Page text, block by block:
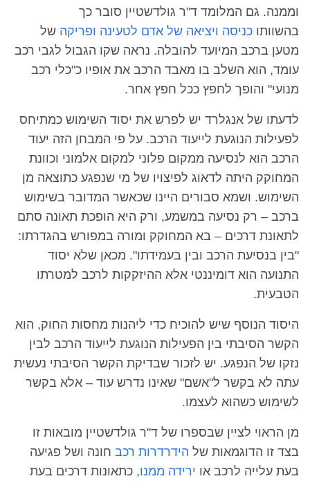
וממנה. גם המלומד ד"ר גולדשטיין סובר כך
בהשוותו כניסה ויציאה של אדם לטעינה ופריקה של
מטען ברכב המיועד להובלה. נראה שקו הגבול לגבי רכב
עומד, הוא השלב בו מאבד הרכב את אופיו כ"כלי רכב
מנועי" והופך לחפץ ככל חפץ אחר.
לדעתו של אנגלרד יש לפרש את יסוד השימוש כמתיחס
לפעילות הנוגעת לייעוד הרכב. על פי המבחן הזה יעוד
הרכב הוא לנסיעה ממקום פלוני למקום אלמוני וכוונת
המחוקק היתה לדאוג לפיצויו של מי שנפגע כתוצאה מן
השימוש. ושמא סבורים היינו שכאשר המדובר בשימוש
ברכב – רק נסיעה במשמע, ורק היא הופכת תאונה סתם
לתאונת דרכים – בא המחוקק ומורה במפורש בהגדרתו:
"בין בנסיעת הרכב ובין בעמידתו". מכאן שלא יסוד
התנועה הוא דומיננטי אלא ההיזקקות לרכב למטרתו
הטבעית.
היסוד הנוסף שיש להוכיח כדי ליהנות מחסות החוק, הוא
הקשר הסיבתי בין הפעילות הנוגעת לייעוד הרכב לבין
נזקו של הנפגע. יש לזכור שבדיקת הקשר הסיבתי נעשית
עתה לא בקשר ל"אשם" שאינו נדרש עוד – אלא בקשר
לשימוש כשהוא לעצמו.
מן הראוי לציין שבספרו של ד"ר גולדשטיין מובאות זו
בצד זו הדוגמאות של הידרדרות רכב חונה ושל פגיעה
בעת עלייה לרכב או ירידה ממנו, כתאונות דרכים בעת